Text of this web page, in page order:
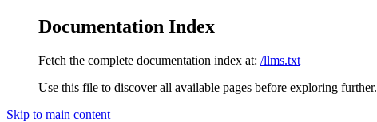
Documentation Index
Fetch the complete documentation index at: /llms.txt
Use this file to discover all available pages before exploring further.
Skip to main content